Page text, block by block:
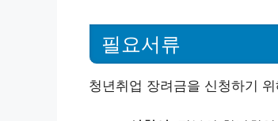
필요서류
청년취업 장려금을 신청하기